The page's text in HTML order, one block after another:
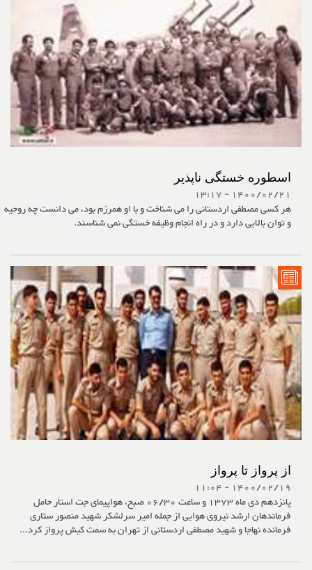
اسطوره خستگی ناپذیر
1400/02/21 - 13:17
هر کسی مصطفی اردستانی را می شناخت و با او همرزم بود، می دانست چه روحیه
و توان بالایی دارد و در راه انجام وظیفه خستگی نمی شناسند.
از پرواز تا پرواز
1400/02/19 - 11:04
پانزدهم دی ماه 1373 و ساعت 06/30 صبح، هواپیمای جت استار حامل
فرماندهان ارشد نیروی هوایی از جمله امیر سرلشکر شهید منصور ستاری
فرمانده نهاجا و شهید مصطفی اردستانی از تهران به سمت کیش پرواز کرد...